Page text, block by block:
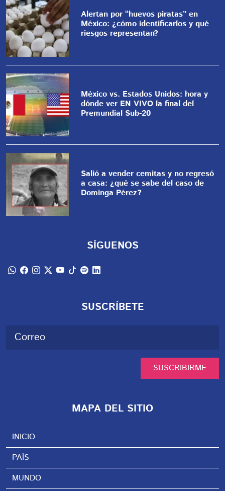
Alertan por “huevos piratas” en
México: ¿cómo identificarlos y qué
riesgos representan?
México vs. Estados Unidos: hora y
dónde ver EN VIVO la final del
Premundial Sub-20
Salió a vender cemitas y no regresó
a casa: ¿qué se sabe del caso de
Dominga Pérez?
SÍGUENOS
SUSCRÍBETE
SUSCRIBIRME
MAPA DEL SITIO
INICIO
PAÍS
MUNDO